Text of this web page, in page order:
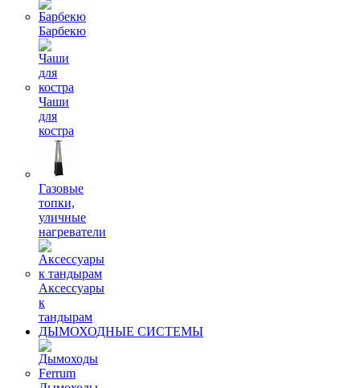
Барбекю
Чаши
для
костра
Газовые
топки,
уличные
нагреватели
Аксессуары
к
тандырам
ДЫМОХОДНЫЕ СИСТЕМЫ